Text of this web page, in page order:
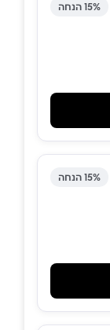
15% הנחה
15% הנחה